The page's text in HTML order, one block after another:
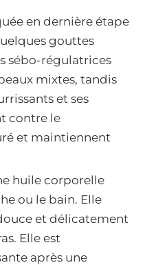
en dernière étape
gouttes
sébo-régulatrices
mixtes, tandis
et ses
contre le
et maintiennent
huile corporelle
ou le bain. Elle
et délicatement
Elle est
après une